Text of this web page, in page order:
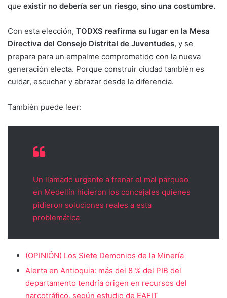
que existir no debería ser un riesgo, sino una costumbre.
Con esta elección, TODXS reafirma su lugar en la Mesa
Directiva del Consejo Distrital de Juventudes, y se
prepara para un empalme comprometido con la nueva
generación electa. Porque construir ciudad también es
cuidar, escuchar y abrazar desde la diferencia.
También puede leer:
Un llamado urgente a frenar el mal parqueo
en Medellín hicieron los concejales quienes
pidieron soluciones reales a esta
problemática
(OPINIÓN) Los Siete Demonios de la Minería
Alerta en Antioquia: más del 8 % del PIB del
departamento tendría origen en recursos del
narcotráfico, según estudio de EAFIT